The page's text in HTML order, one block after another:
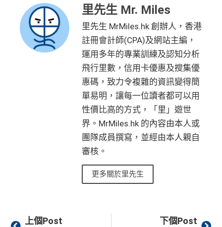
里先生 Mr. Miles
里先生 MrMiles.hk 創辦人，香港
註冊會計師(CPA)及網站主編，
運用多年的專業訓練及認知分析
飛行里數，信用卡優惠及搜集優
惠碼，致力令複雜的資訊變得簡
單易明，讓每一位讀者都可以用
性價比高的方式，「里」遊世
界。MrMiles.hk 的內容由本人或
團隊成員撰寫，並經由本人親自
審核。
更多關於里先生
Prev
上個Post 下個Post